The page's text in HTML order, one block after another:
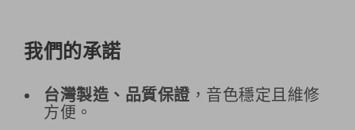
我們的承諾
台灣製造、品質保證，音色穩定且維修
方便。